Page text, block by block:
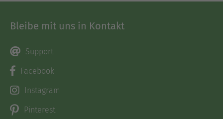
Bleibe mit uns in Kontakt
Support
Facebook
Instagram
Pinterest